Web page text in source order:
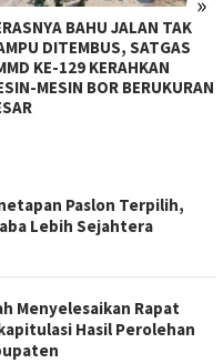
BAHU JALAN TAK
DITEMBUS, SATGAS
KE-129 KERAHKAN
MESIN BOR BERUKURAN
Paslon Terpilih,
Lebih Sejahtera
Menyelesaikan Rapat
Hasil Perolehan